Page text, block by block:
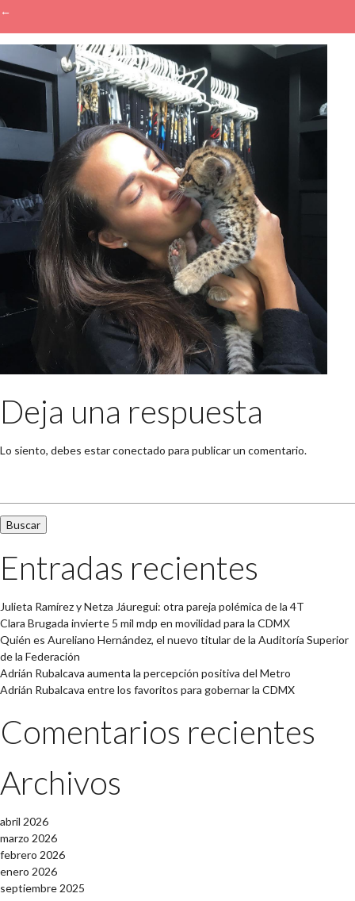
←
Deja una respuesta
Lo siento, debes estarconectado para publicar un comentario.
Entradas recientes
Julieta Ramírez y Netza Jáuregui: otra pareja polémica de la 4T
Clara Brugada invierte 5 mil mdp en movilidad para la CDMX
Quién es Aureliano Hernández, el nuevo titular de la Auditoría Superior
de la Federación
Adrián Rubalcava aumenta la percepción positiva del Metro
Adrián Rubalcava entre los favoritos para gobernar la CDMX
Comentarios recientes
Archivos
abril 2026
marzo 2026
febrero 2026
enero 2026
septiembre 2025